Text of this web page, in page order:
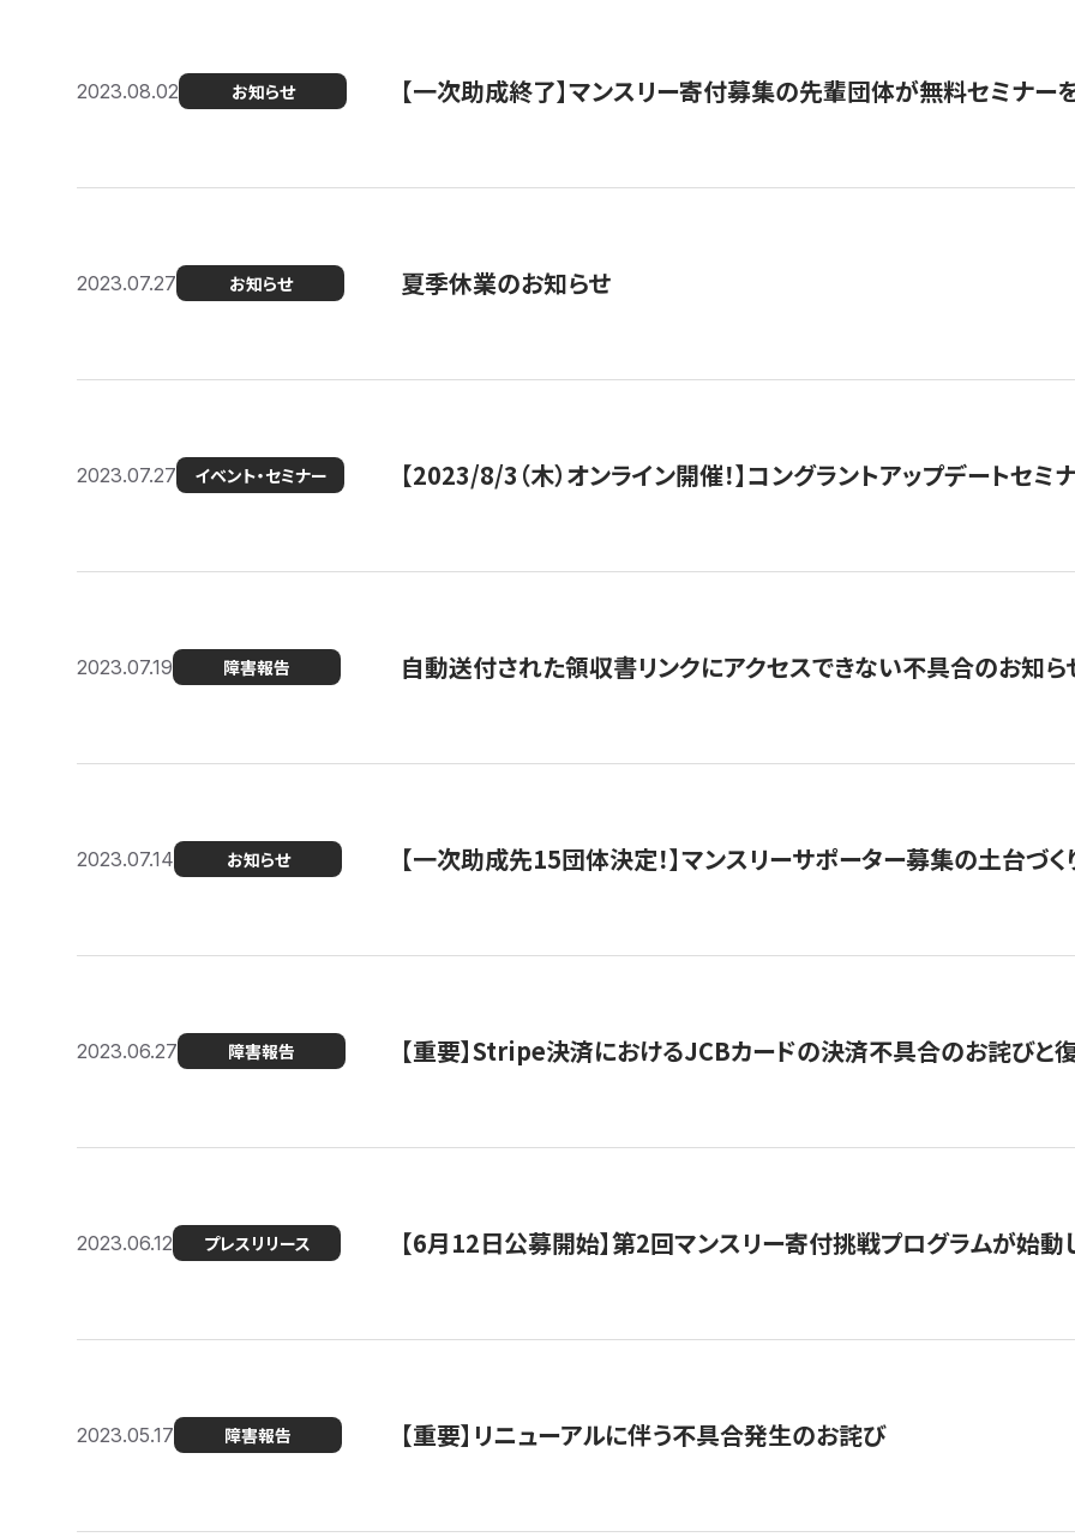
2023.08.02 お知らせ 【一次助成終了】マンスリー寄付募集の先輩団体が無料セミナー
2023.07.27 お知らせ 夏季休業のお知らせ
2023.07.27 イベント・セミナー 【2023/8/3（木）オンライン開催！】コングラントアップデートセ
2023.07.19 障害報告 自動送付された領収書リンクにアクセスできない不具合のお知ら
2023.07.14 お知らせ 【一次助成先15団体決定！】マンスリーサポーター募集の土台づ
2023.06.27 障害報告 【重要】Stripe決済におけるJCBカードの決済不具合のお詫びと
2023.06.12 プレスリリース 【6月12日公募開始】第2回マンスリー寄付挑戦プログラムが始動
2023.05.17 障害報告 【重要】リニューアルに伴う不具合発生のお詫び